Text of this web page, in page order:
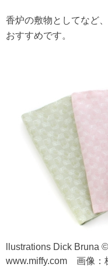
香炉の敷物としてなど
おすすめです。
llustrations Dick Bruna
www.miffy.com 画像：